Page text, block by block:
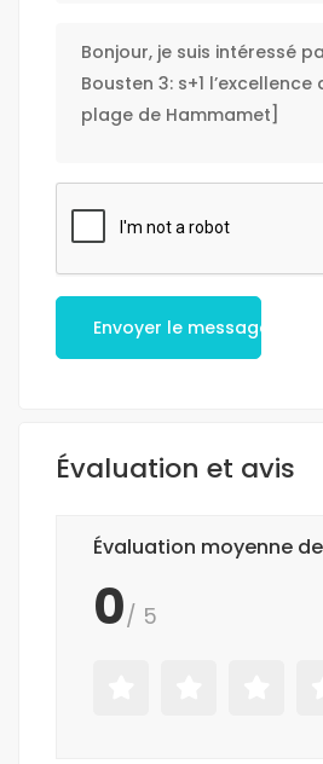
Envoyer le message
Évaluation et avis
Évaluation moyenne
0/ 5